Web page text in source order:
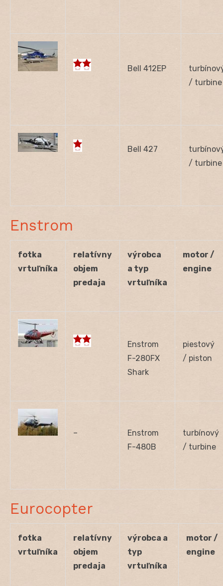
Bell 412EP
/ turbine
Bell 427
/ turbine
Enstrom
fotka
vrtuľníka
relatívny
objem
predaja
výrobca
a typ
vrtuľníka
motor /
engine
Enstrom
F-280FX
Shark
piestový
/ piston
–
Enstrom
F-480B
turbínový
/ turbine
Eurocopter
fotka
vrtuľníka
relatívny
objem
predaja
výrobca a
typ
vrtuľníka
motor /
engine